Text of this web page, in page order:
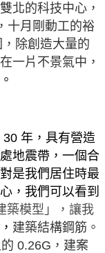
北的科技中心，
十月剛動工的裕
除創造大量的
一片不景氣中，
年，具有營造
地震帶，一個合
是我們居住時最
，我們可以看到
築模型」，讓我
， 建築結構鋼筋。
0.26G，建案